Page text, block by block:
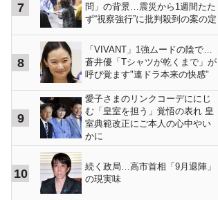
7
問」の背景…震災から1週間たた
ず“視察強行”に批判殺到の案の定
8
「VIVANT」1強ムードの陰で…
蒼井優「Tシャツが乾くまで」が
呼び覚ます"連ドラ本来の快感"
9
愛子さまのリンクコーデににじ
む「皇室を担う」覚悟の表れ 皇
室典範改正にご本人の心中やい
かに
10
続く政局…高市首相「9月退陣」
の現実味